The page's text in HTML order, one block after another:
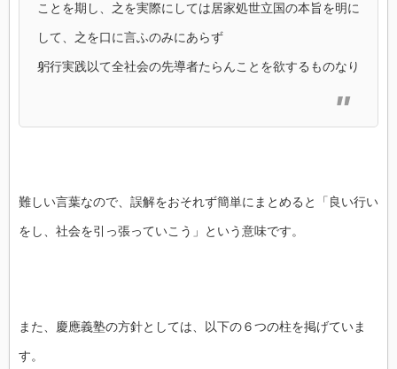
ことを期し、之を実際にしては居家処世立国の本旨を明に
して、之を口に言ふのみにあらず
躬行実践以て全社会の先導者たらんことを欲するものなり
難しい言葉なので、誤解をおそれず簡単にまとめると「良い行い
をし、社会を引っ張っていこう」という意味です。
また、慶應義塾の方針としては、以下の６つの柱を掲げていま
す。